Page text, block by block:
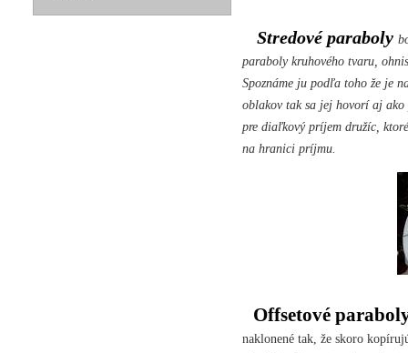
Stredové paraboly
paraboly kruhového tvaru,
Spoznáme ju podľa toho že je
oblakov tak sa jej hovorí aj ako
pre diaľkový príjem družíc,
na hranici príjmu.
Offsetové
naklonené tak, že skoro